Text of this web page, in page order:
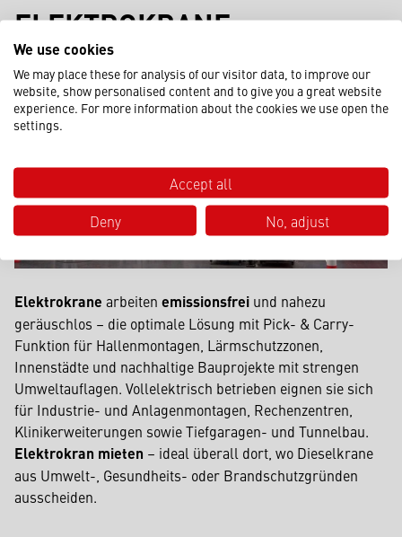
ELEKTROKRANE
Elektrokrane arbeiten emissionsfrei und nahezu
geräuschlos – die optimale Lösung mit Pick- & Carry-
Funktion für Hallenmontagen, Lärmschutzzonen,
Innenstädte und nachhaltige Bauprojekte mit strengen
Umweltauflagen. Vollelektrisch betrieben eignen sie sich
für Industrie- und Anlagenmontagen, Rechenzentren,
Klinikerweiterungen sowie Tiefgaragen- und Tunnelbau.
Elektrokran mieten – ideal überall dort, wo Diesel­krane
aus Umwelt-, Gesundheits- oder Brandschutzgründen
ausscheiden.
We use cookies
We may place these for analysis of our visitor data, to improve our
website, show personalised content and to give you a great website
experience. For more information about the cookies we use open the
settings.
Accept all
Deny
No, adjust